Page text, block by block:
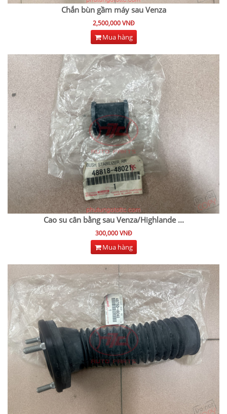
Chắn bùn gầm máy sau Venza
2,500,000 VNĐ
Mua hàng
Cao su cân bằng sau Venza/Highlande...
300,000 VNĐ
Mua hàng